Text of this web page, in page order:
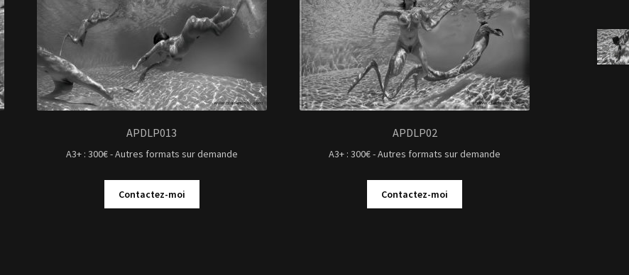
APDLP013
A3+ : 300€ - Autres formats sur demande
Contactez-moi
APDLP02
A3+ : 300€ - Autres formats sur demande
Contactez-moi